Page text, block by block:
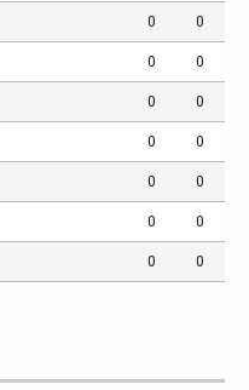
0 0
0 0
0 0
0 0
0 0
0 0
0 0